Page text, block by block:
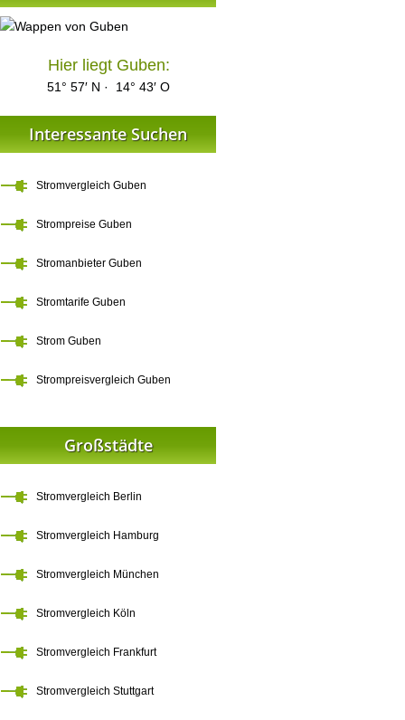
Hier liegt Guben:
51° 57′ N · 14° 43′ O
Interessante Suchen
Stromvergleich Guben
Strompreise Guben
Stromanbieter Guben
Stromtarife Guben
Strom Guben
Strompreisvergleich Guben
Großstädte
Stromvergleich Berlin
Stromvergleich Hamburg
Stromvergleich München
Stromvergleich Köln
Stromvergleich Frankfurt
Stromvergleich Stuttgart